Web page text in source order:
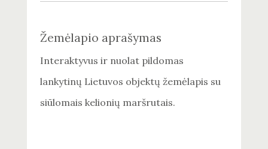
Žemėlapio aprašymas
Interaktyvus ir nuolat pildomas
lankytinų Lietuvos objektų žemėlapis su
siūlomais kelionių maršrutais.